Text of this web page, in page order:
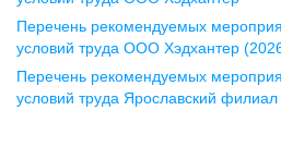
ул. Спартаковская, д. 2А, этаж 3,
помещение 15
+7 843 212-12-50
Перечень рекомендуемых
условий труда ООО Хэдхантер
Перечень рекомендуемых
условий труда Ярославский